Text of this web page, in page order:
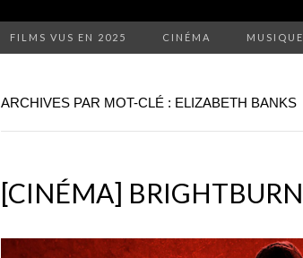
FILMS VUS EN 2025 CINÉMA MUSIQUE
ARCHIVES PAR MOT-CLÉ : ELIZABETH BANKS
[CINÉMA] BRIGHTBURN